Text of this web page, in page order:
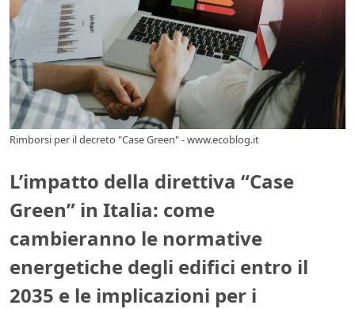
Rimborsi per il decreto "Case Green" - www.ecoblog.it
L’impatto della direttiva “Case
Green” in Italia: come
cambieranno le normative
energetiche degli edifici entro il
2035 e le implicazioni per i